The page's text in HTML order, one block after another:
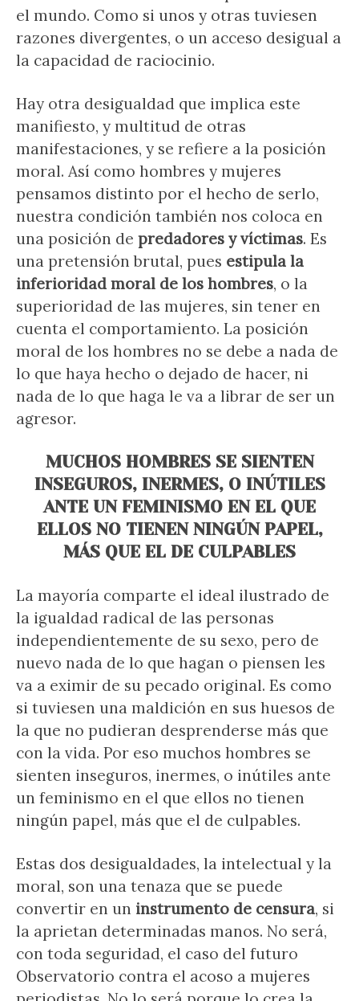
el mundo. Como si unos y otras tuviesen
razones divergentes, o un acceso desigual a
la capacidad de raciocinio.
Hay otra desigualdad que implica este
manifiesto, y multitud de otras
manifestaciones, y se refiere a la posición
moral. Así como hombres y mujeres
pensamos distinto por el hecho de serlo,
nuestra condición también nos coloca en
una posición de predadores y víctimas. Es
una pretensión brutal, pues estipula la
inferioridad moral de los hombres, o la
superioridad de las mujeres, sin tener en
cuenta el comportamiento. La posición
moral de los hombres no se debe a nada de
lo que haya hecho o dejado de hacer, ni
nada de lo que haga le va a librar de ser un
agresor.
MUCHOS HOMBRES SE SIENTEN
INSEGUROS, INERMES, O INÚTILES
ANTE UN FEMINISMO EN EL QUE
ELLOS NO TIENEN NINGÚN PAPEL,
MÁS QUE EL DE CULPABLES
La mayoría comparte el ideal ilustrado de
la igualdad radical de las personas
independientemente de su sexo, pero de
nuevo nada de lo que hagan o piensen les
va a eximir de su pecado original. Es como
si tuviesen una maldición en sus huesos de
la que no pudieran desprenderse más que
con la vida. Por eso muchos hombres se
sienten inseguros, inermes, o inútiles ante
un feminismo en el que ellos no tienen
ningún papel, más que el de culpables.
Estas dos desigualdades, la intelectual y la
moral, son una tenaza que se puede
convertir en un instrumento de censura, si
la aprietan determinadas manos. No será,
con toda seguridad, el caso del futuro
Observatorio contra el acoso a mujeres